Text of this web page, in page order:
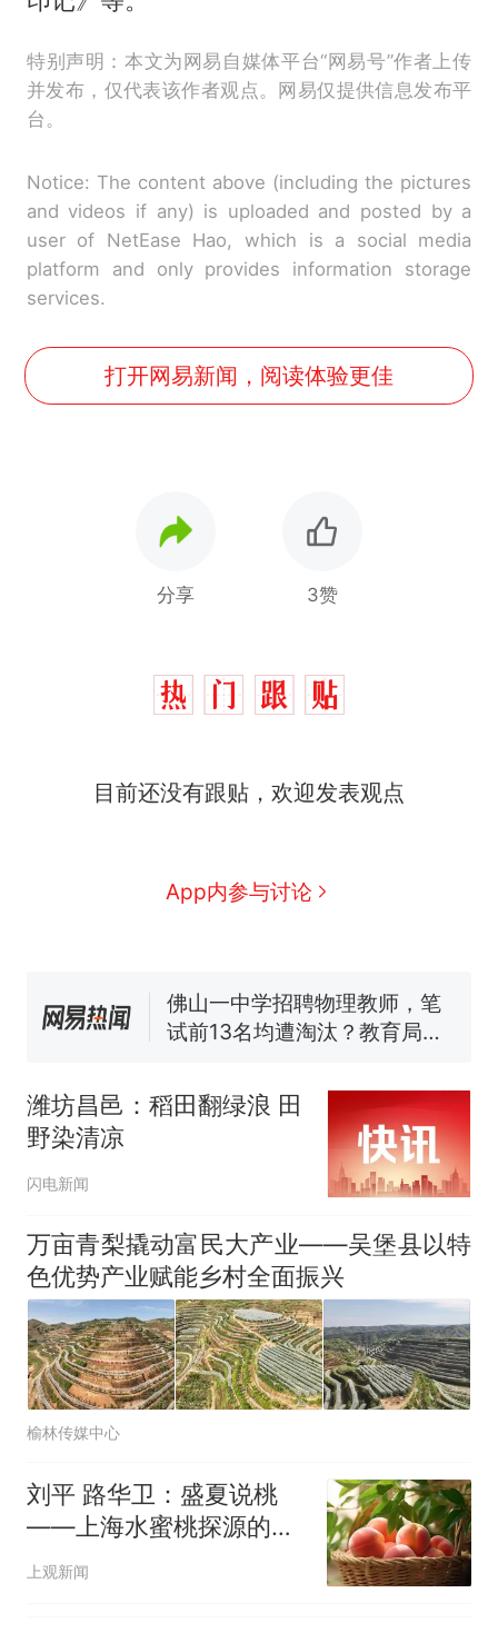
特别声明：本文为网易自媒体平台“网易号”作者上传
并发布，仅代表该作者观点。网易仅提供信息发布平
台。
Notice: The content above (including the pictures
and videos if any) is uploaded and posted by a
user of NetEase Hao, which is a social media
platform and only provides information storage
services.
打开网易新闻，阅读体验更佳
分享 3赞
目前还没有跟贴，欢迎发表观点
App内参与讨论
全部作废，公平么？
眼了……
空调24小时开着反而更省电？
电力部门回应
佛山一中学招聘物理教师，笔
试前13名均遭淘汰？教育局：
核查
搜，网友：天塌了！
热
十多万人报名的考试，成绩
全部作废，公平么？
潍坊昌邑：稻田翻绿浪 田
野染清凉
闪电新闻
万亩青梨撬动富民大产业——吴堡县以特
色优势产业赋能乡村全面振兴
榆林传媒中心
刘平 路华卫：盛夏说桃
——上海水蜜桃探源的再
发现
上观新闻